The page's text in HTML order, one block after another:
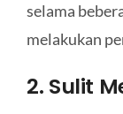
selama
melakukan
2. Sulit